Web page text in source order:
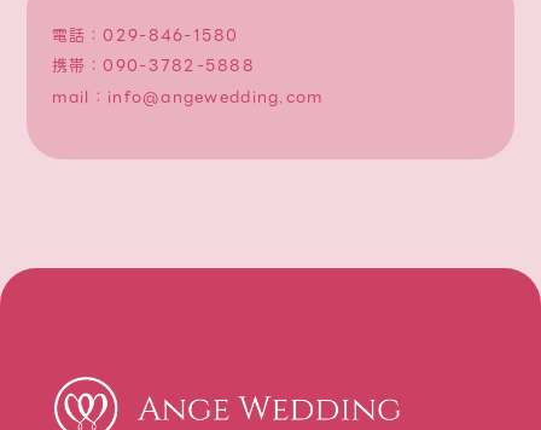
電話：029-846-1580
携帯：090-3782-5888
mail： info@angewedding.com